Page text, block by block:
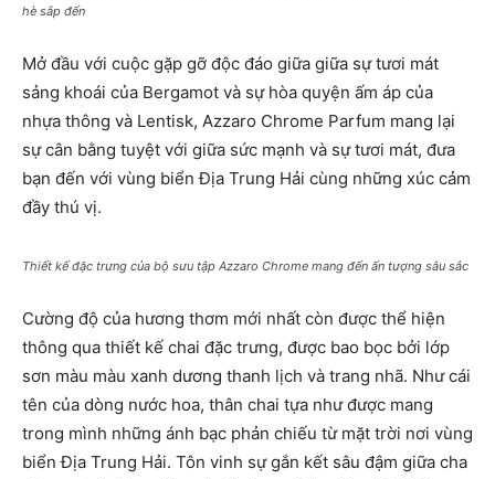
hè sắp đến
Mở đầu với cuộc gặp gỡ độc đáo giữa giữa sự tươi mát
sảng khoái của Bergamot và sự hòa quyện ấm áp của
nhựa thông và Lentisk, Azzaro Chrome Parfum mang lại
sự cân bằng tuyệt với giữa sức mạnh và sự tươi mát, đưa
bạn đến với vùng biển Địa Trung Hải cùng những xúc cảm
đầy thú vị.
Thiết kế đặc trưng của bộ sưu tập Azzaro Chrome mang đến ấn tượng sâu sắc
Cường độ của hương thơm mới nhất còn được thể hiện
thông qua thiết kế chai đặc trưng, được bao bọc bởi lớp
sơn màu màu xanh dương thanh lịch và trang nhã. Như cái
tên của dòng nước hoa, thân chai tựa như được mang
trong mình những ánh bạc phản chiếu từ mặt trời nơi vùng
biển Địa Trung Hải. Tôn vinh sự gắn kết sâu đậm giữa cha